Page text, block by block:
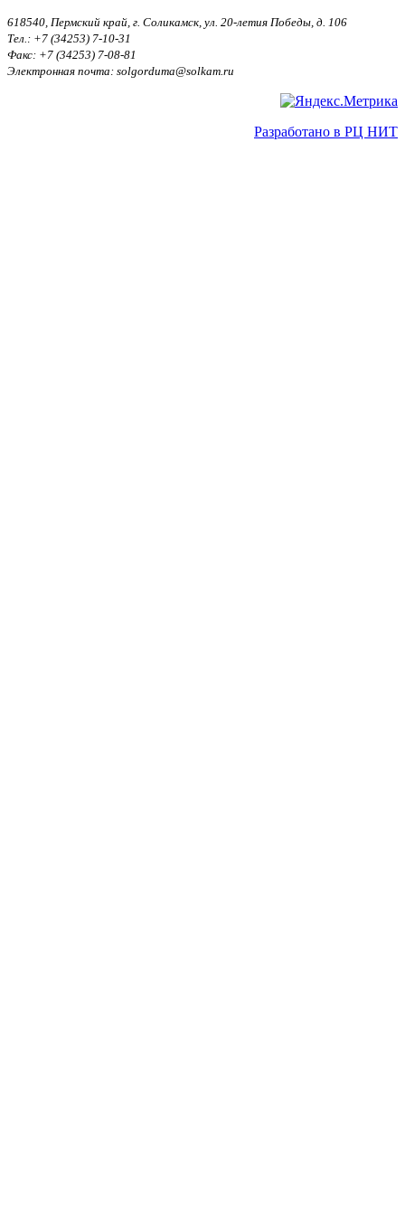
618540, Пермский край, г. Соликамск, ул. 20-летия Победы, д. 106
Тел.: +7 (34253) 7-10-31
Факс: +7 (34253) 7-08-81
Электронная почта: solgorduma@solkam.ru
Разработано в РЦ НИТ